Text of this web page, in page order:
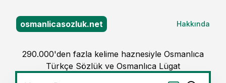
osmanlicasozluk.net Hakkında
290.000'den fazla kelime haznesiyle Osmanlıca
Türkçe Sözlük ve Osmanlıca Lügat